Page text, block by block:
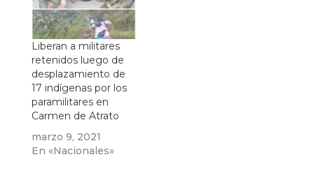
Liberan a militares
retenidos luego de
desplazamiento de
17 indígenas por los
paramilitares en
Carmen de Atrato
marzo 9, 2021
En «Nacionales»